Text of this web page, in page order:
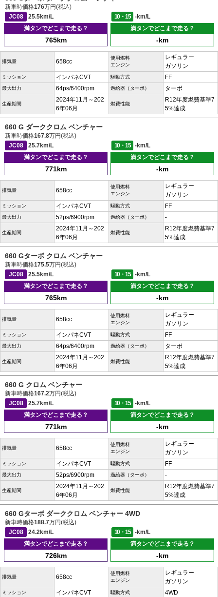
新車時価格176万円(税込)
JC08
25.5km/L 10・15
-km/L
満タンでどこまで走る？
765km
満タンでどこまで走る？
-km
排気量 658cc
使用燃料
エンジン
レギュラー
ガソリン
ミッション インパネCVT 駆動方式 FF
最大出力 64ps/6400rpm 過給器（ターボ） ターボ
生産期間
2024年11月～202
6年06月
燃費性能
R12年度燃費基準7
5%達成
660 G ダーククロム ベンチャー
新車時価格167.8万円(税込)
JC08
25.7km/L 10・15
-km/L
満タンでどこまで走る？
771km
満タンでどこまで走る？
-km
排気量 658cc
使用燃料
エンジン
レギュラー
ガソリン
ミッション インパネCVT 駆動方式 FF
最大出力 52ps/6900rpm 過給器（ターボ） -
生産期間
2024年11月～202
6年06月
燃費性能
R12年度燃費基準7
5%達成
660 Gターボ クロム ベンチャー
新車時価格175.5万円(税込)
JC08
25.5km/L 10・15
-km/L
満タンでどこまで走る？
765km
満タンでどこまで走る？
-km
排気量 658cc
使用燃料
エンジン
レギュラー
ガソリン
ミッション インパネCVT 駆動方式 FF
最大出力 64ps/6400rpm 過給器（ターボ） ターボ
生産期間
2024年11月～202
6年06月
燃費性能
R12年度燃費基準7
5%達成
660 G クロム ベンチャー
新車時価格167.2万円(税込)
JC08
25.7km/L 10・15
-km/L
満タンでどこまで走る？
771km
満タンでどこまで走る？
-km
排気量 658cc
使用燃料
エンジン
レギュラー
ガソリン
ミッション インパネCVT 駆動方式 FF
最大出力 52ps/6900rpm 過給器（ターボ） -
生産期間
2024年11月～202
6年06月
燃費性能
R12年度燃費基準7
5%達成
660 Gターボ ダーククロム ベンチャー 4WD
新車時価格188.7万円(税込)
JC08
24.2km/L 10・15
-km/L
満タンでどこまで走る？
726km
満タンでどこまで走る？
-km
排気量 658cc
使用燃料
エンジン
レギュラー
ガソリン
ミッション インパネCVT 駆動方式 4WD